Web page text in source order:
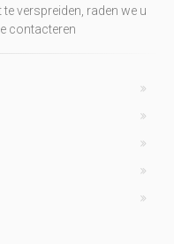
verspreiden, raden we u
contacteren